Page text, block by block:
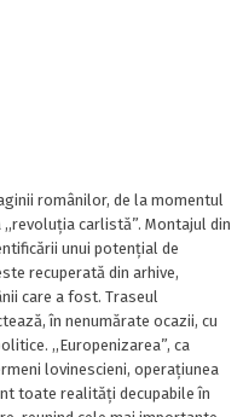
românilor, de la momentul
carlistă”. Montajul din
unui potențial de
recuperată din arhive,
care a fost. Traseul
în nenumărate ocazii, cu
,,Europenizarea”, ca
lovinescieni, operațiunea
toate realități decupabile în